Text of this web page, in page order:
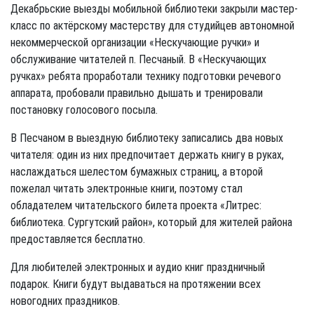
Декабрьские выезды мобильной библиотеки закрыли мастер-
класс по актёрскому мастерству для студийцев автономной
некоммерческой организации «Нескучающие ручки» и
обслуживание читателей п. Песчаный. В «Нескучающих
ручках» ребята проработали технику подготовки речевого
аппарата, пробовали правильно дышать и тренировали
постановку голосового посыла.
В Песчаном в выездную библиотеку записались два новых
читателя: один из них предпочитает держать книгу в руках,
наслаждаться шелестом бумажных страниц, а второй
пожелал читать электронные книги, поэтому стал
обладателем читательского билета проекта «Литрес:
библиотека. Сургутский район», который для жителей района
предоставляется бесплатно.
Для любителей электронных и аудио книг праздничный
подарок. Книги будут выдаваться на протяжении всех
новогодних праздников.